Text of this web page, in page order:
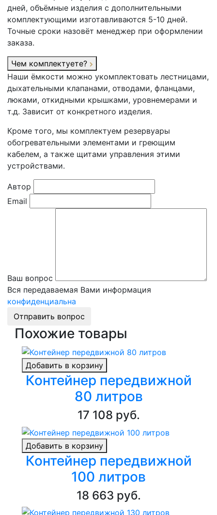
дней, объёмные изделия с дополнительными
комплектующими изготавливаются 5-10 дней.
Точные сроки назовёт менеджер при оформлении
заказа.
Чем комплектуете?
Наши ёмкости можно укомплектовать лестницами,
дыхательными клапанами, отводами, фланцами,
люками, откидными крышками, уровнемерами и
т.д. Зависит от конкретного изделия.
Кроме того, мы комплектуем резервуары
обогревательными элементами и греющим
кабелем, а также щитами управления этими
устройствами.
Автор
Email
Ваш вопрос
Вся передаваемая Вами информация
конфиденциальна
Отправить вопрос
Похожие товары
Добавить в корзину
Контейнер передвижной
80 литров
17 108 руб.
Добавить в корзину
Контейнер передвижной
100 литров
18 663 руб.